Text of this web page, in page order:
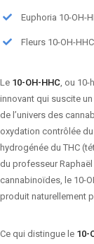
Euphoria 10-OH-
Fleurs 10-OH-
Le 10-OH-HHC, ou 10-
innovant qui suscite
de l’univers des
oxydation contrôlée
hydrogénée du THC
du professeur
cannabinoïdes, le 10-
produit naturellement
Ce qui distingue le 10-